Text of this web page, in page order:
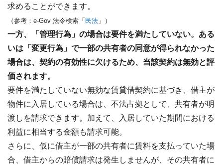
求めることができます。
（参考：e-Gov 法令検索「 民法 」）
一方、「管理行為」の場合は要件を満たしていない。ある
いは「変更行為」で一部の共有者の同意が得られなかった
場合は、契約の有効性に欠けるため、当該契約は無効と評
価されます。
要件を満たしていない無効な賃貸借契約に基づき、借主が
物件に入居している場合は、不法占拠として、共有者が明
渡しを請求できます。加えて、入居していた期間における
利益に相当する金額も請求可能。
さらに、仮に借主が一部の共有者に賃料を支払っていた場
合、借主からの賠償請求は発生しませんが、その共有者に